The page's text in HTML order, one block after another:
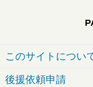
このサイトについ
後援依頼申請